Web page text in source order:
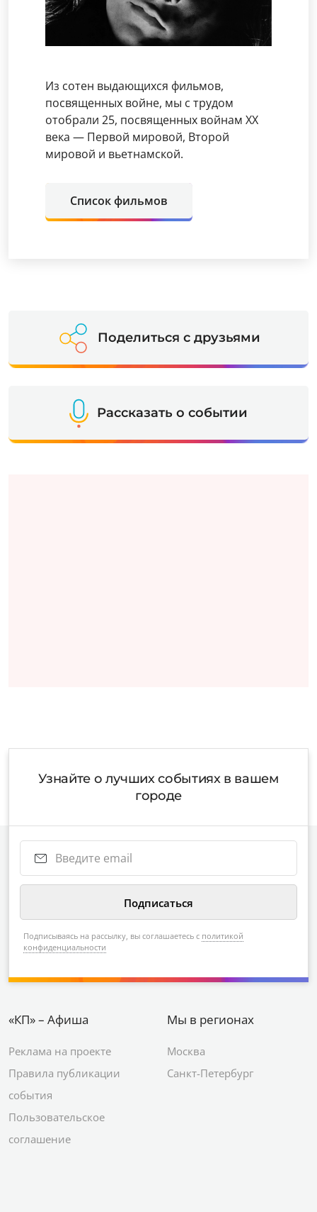
Из сотен выдающихся фильмов,
посвященных войне, мы с трудом
отобрали 25, посвященных войнам ХХ
века — Первой мировой, Второй
мировой и вьетнамской.
Список фильмов
Поделиться с друзьями
Рассказать о событии
Узнайте о лучших событиях в вашем
городе
Подписываясь на рассылку, вы соглашаетесь с политикой
конфиденциальности
«КП» – Афиша
Реклама на проекте
Правила публикации
события
Пользовательское
соглашение
Мы в регионах
Москва
Санкт-Петербург